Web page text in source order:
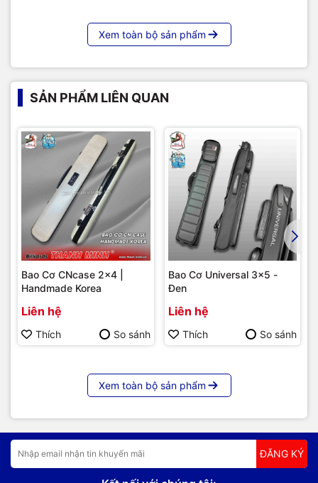
Xem toàn bộ sản phẩm
SẢN PHẨM LIÊN QUAN
Bao Cơ CNcase 2x4 |
Handmade Korea
Liên hệ
Thích So sánh
Bao Cơ Universal 3x5 -
Đen
Liên hệ
Thích So sánh
Xem toàn bộ sản phẩm
ĐĂNG KÝ